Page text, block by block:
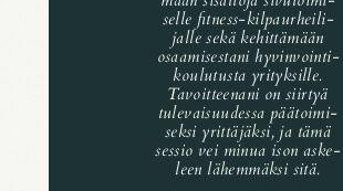
selle fitness-kilpaur­hei­li­
jalle sekä kehit­tä­mään
osaa­mi­ses­tani hyvin­voin­ti­
kou­lu­tusta yrityk­sille.
Tavoit­tee­nani on siir­tyä
tule­vai­suu­dessa päätoi­mi­
seksi yrit­tä­jäksi, ja tämä
sessio vei minua ison aske­
leen lähem­mäksi sitä.